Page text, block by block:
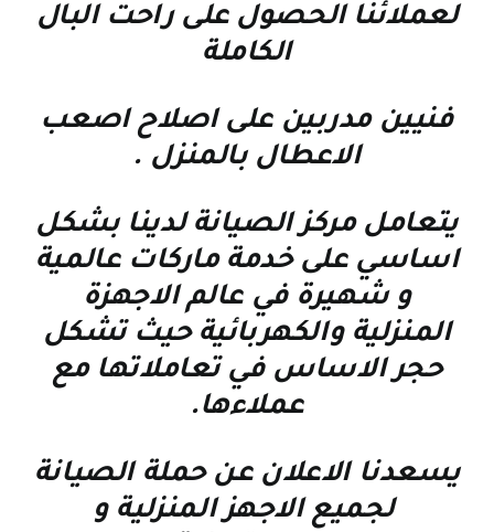
لعملائنا الحصول على راحت البال
الكاملة
فنيين مدربين على اصلاح اصعب
الاعطال بالمنزل .
يتعامل مركز الصيانة لدينا بشكل
اساسي على خدمة ماركات عالمية
و شهيرة في عالم الاجهزة
المنزلية والكهربائية حيث تشكل
حجر الاساس في تعاملاتها مع
عملاءها.
يسعدنا الاعلان عن حملة الصيانة
لجميع الاجهز المنزلية و